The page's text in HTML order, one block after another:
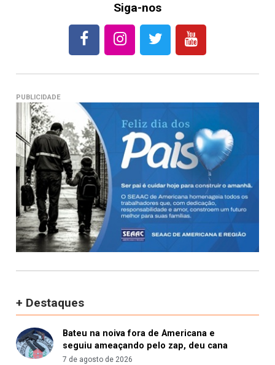
Siga-nos
PUBLICIDADE
+ Destaques
Bateu na noiva fora de Americana e
seguiu ameaçando pelo zap, deu cana
7 de agosto de 2026